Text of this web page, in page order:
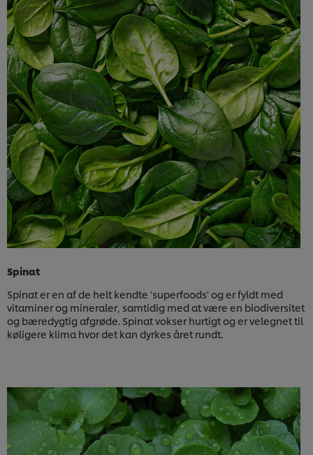
Spinat
Spinat er en af de helt kendte 'superfoods' og er fyldt med
vitaminer og mineraler, samtidig med at være en biodiversitet
og bæredygtig afgrøde. Spinat vokser hurtigt og er velegnet til
køligere klima hvor det kan dyrkes året rundt.